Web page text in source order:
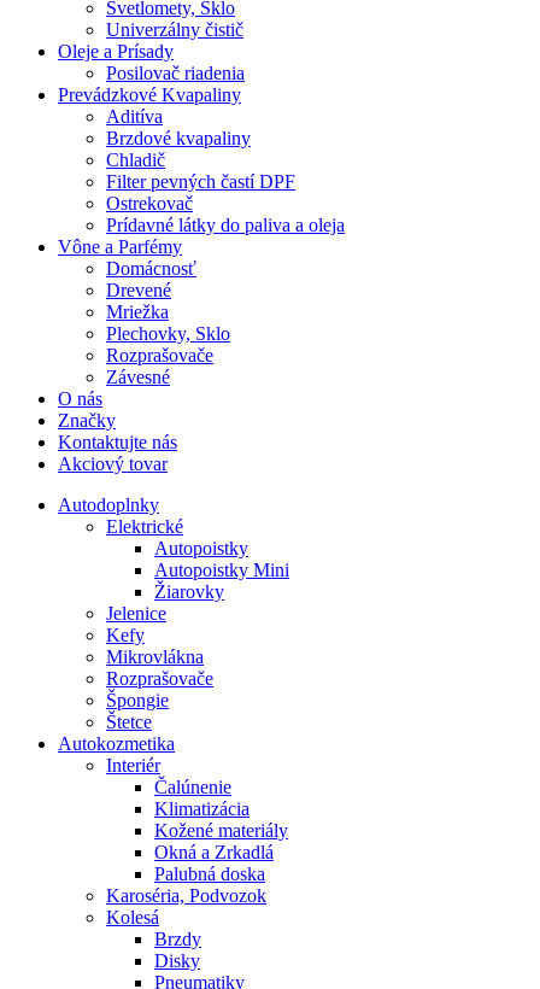
Svetlomety, Sklo
Univerzálny čistič
Oleje a Prísady
Posilovač riadenia
Prevádzkové Kvapaliny
Aditíva
Brzdové kvapaliny
Chladič
Filter pevných častí DPF
Ostrekovač
Prídavné látky do paliva a oleja
Vône a Parfémy
Domácnosť
Drevené
Mriežka
Plechovky, Sklo
Rozprašovače
Závesné
O nás
Značky
Kontaktujte nás
Akciový tovar
Autodoplnky
Elektrické
Autopoistky
Autopoistky Mini
Žiarovky
Jelenice
Kefy
Mikrovlákna
Rozprašovače
Špongie
Štetce
Autokozmetika
Interiér
Čalúnenie
Klimatizácia
Kožené materiály
Okná a Zrkadlá
Palubná doska
Karoséria, Podvozok
Kolesá
Brzdy
Disky
Pneumatiky